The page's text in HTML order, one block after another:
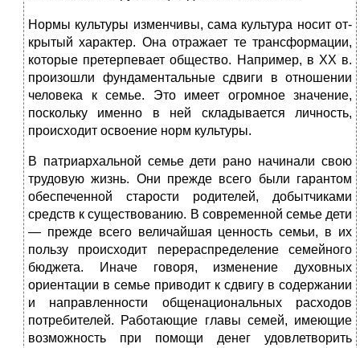
Нормы культуры изменчивы, сама культура носит от­
крытый характер. Она отражает те трансформации,
кото­рые претерпевает общество. Например, в XX в.
произошли фундаментальные сдвиги в отношении
человека к семье. Это имеет огромное значение,
поскольку именно в ней скла­дывается личность,
происходит освоение норм культуры.
В патриархальной семье дети рано начинали свою
трудо­вую жизнь. Они прежде всего были гарантом
обеспеченной старости родителей, добытчиками
средств к существова­нию. В современной семье дети
— прежде всего величай­шая ценность семьи, в их
пользу происходит перераспреде­ление семейного
бюджета. Иначе говоря, изменение духов­ных
ориентации в семье приводит к сдвигу в содержании
и направленности общенациональных расходов
потребителей. Работающие главы семей, имеющие
возможность при помощи денег удовлетворить